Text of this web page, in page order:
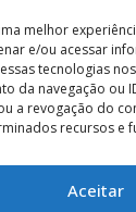
melhor
e/ou acessar
tecnologias
da navegação ou
a revogação do
recursos e
Aceitar
0137
84667